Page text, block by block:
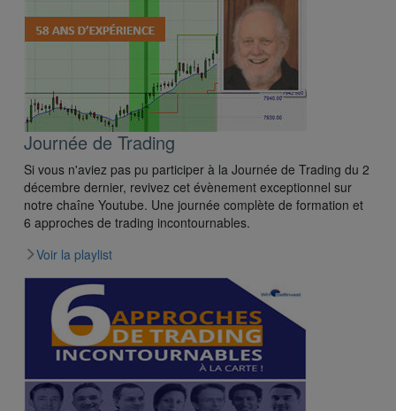
Journée de Trading
Si vous n'aviez pas pu participer à la Journée de Trading du 2
décembre dernier, revivez cet évènement exceptionnel sur
notre chaîne Youtube. Une journée complète de formation et
6 approches de trading incontournables.
Voir la playlist